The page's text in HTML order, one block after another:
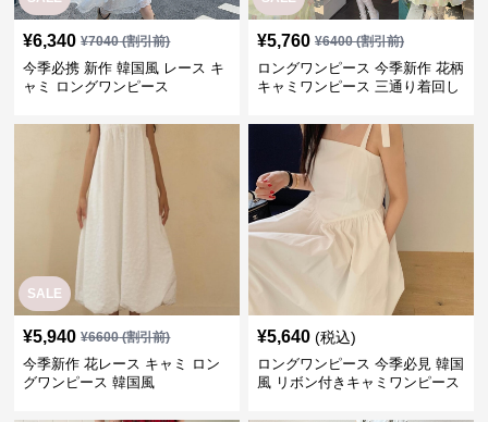
¥6,340 ¥7040(割引前)
今季必携 新作 韓国風 レース キ
ャミ ロングワンピース
¥5,760 ¥6400(割引前)
ロングワンピース 今季新作 花柄
キャミワンピース 三通り着回し
SALE
¥5,940 ¥6600(割引前)
今季新作 花レース キャミ ロン
グワンピース 韓国風
¥5,640 (税込)
ロングワンピース 今季必見 韓国
風 リボン付きキャミワンピース